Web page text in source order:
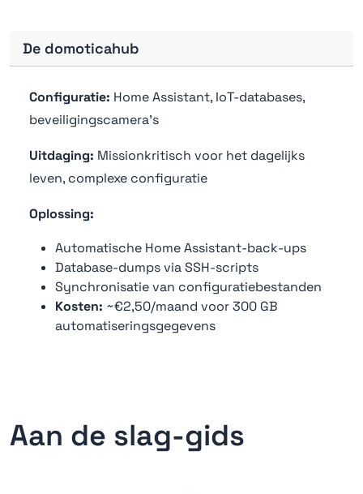
De domoticahub
Configuratie: Home Assistant, IoT-databases,
beveiligingscamera's
Uitdaging: Missionkritisch voor het dagelijks
leven, complexe configuratie
Oplossing:
Automatische Home Assistant-back-ups
Database-dumps via SSH-scripts
Synchronisatie van configuratiebestanden
Kosten: ~€2,50/maand voor 300 GB
automatiseringsgegevens
Aan de slag-gids